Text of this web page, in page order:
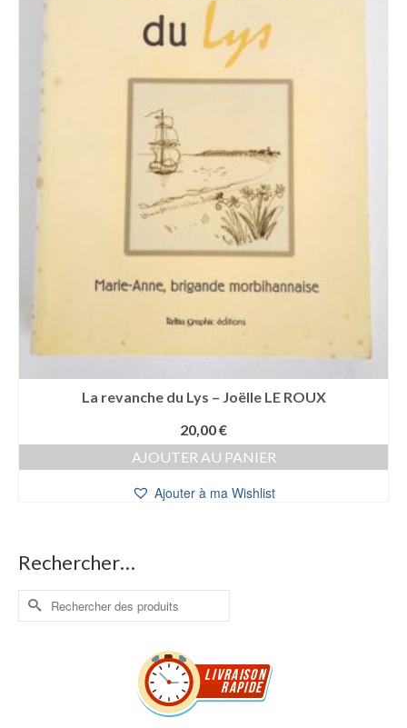
La revanche du Lys – Joëlle LE ROUX
20,00€
AJOUTER AU PANIER
Ajouter à ma Wishlist
Rechercher…
Rechercher :